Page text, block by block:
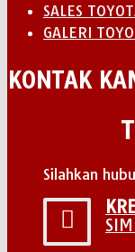
SALES
GALERI
KONTAK
Silahkan